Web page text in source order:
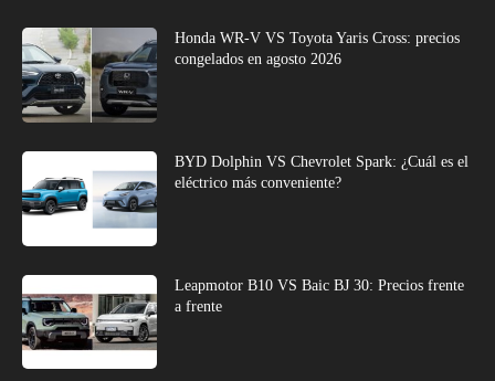
Honda WR-V VS Toyota Yaris Cross: precios
congelados en agosto 2026
BYD Dolphin VS Chevrolet Spark: ¿Cuál es el
eléctrico más conveniente?
Leapmotor B10 VS Baic BJ 30: Precios frente
a frente